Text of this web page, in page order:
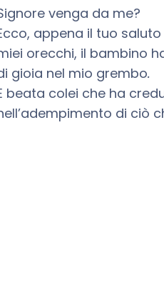
venga da me?
appena il tuo
orecchi, il bambino
gioia nel mio grembo.
beata colei che ha
di ciò